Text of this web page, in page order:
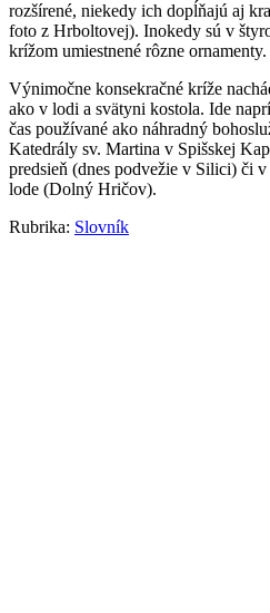
rozšírené, niekedy ich dopĺňajú aj
foto z Hrboltovej). Inokedy sú v
krížom umiestnené rôzne ornamenty.
Výnimočne konsekračné kríže
ako v lodi a svätyni kostola. Ide
čas používané ako náhradný
Katedrály sv. Martina v Spišskej
predsieň (dnes podvežie v Silici) či
lode (Dolný Hričov).
Rubrika: Slovník